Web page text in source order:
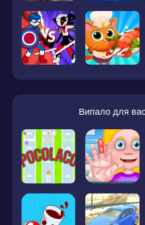
Випало для